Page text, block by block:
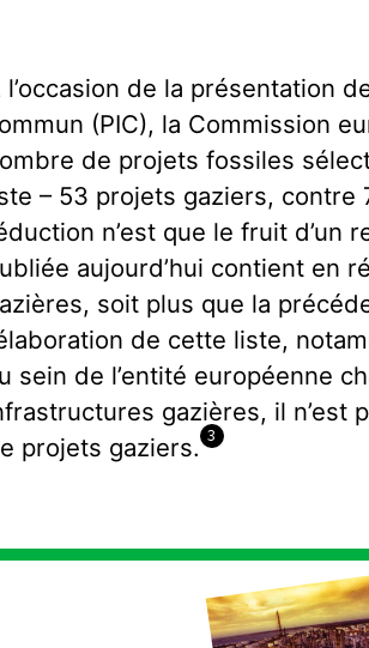
l’occasion de la présentation
(PIC), la Commission
de projets fossiles
– 53 projets gaziers, contre
n’est que le fruit d’un
aujourd’hui contient en
soit plus que la
de cette liste,
sein de l’entité européenne
gazières, il n’est
projets gaziers. 3